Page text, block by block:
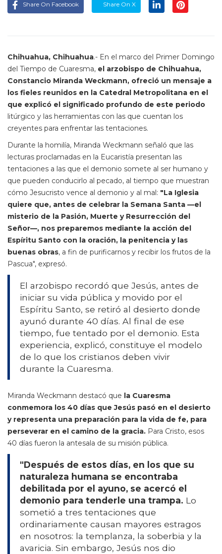
Share On Facebook Share On X
Chihuahua, Chihuahua.- En el marco del Primer Domingo
del Tiempo de Cuaresma, el arzobispo de Chihuahua,
Constancio Miranda Weckmann, ofreció un mensaje a
los fieles reunidos en la Catedral Metropolitana en el
que explicó el significado profundo de este periodo
litúrgico y las herramientas con las que cuentan los
creyentes para enfrentar las tentaciones.
Durante la homilía, Miranda Weckmann señaló que las
lecturas proclamadas en la Eucaristía presentan las
tentaciones a las que el demonio somete al ser humano y
que pueden conducirlo al pecado, al tiempo que muestran
cómo Jesucristo vence al demonio y al mal: "La Iglesia
quiere que, antes de celebrar la Semana Santa —el
misterio de la Pasión, Muerte y Resurrección del
Señor—, nos preparemos mediante la acción del
Espíritu Santo con la oración, la penitencia y las
buenas obras, a fin de purificarnos y recibir los frutos de la
Pascua", expresó.
El arzobispo recordó que Jesús, antes de
iniciar su vida pública y movido por el
Espíritu Santo, se retiró al desierto donde
ayunó durante 40 días. Al final de ese
tiempo, fue tentado por el demonio. Esta
experiencia, explicó, constituye el modelo
de lo que los cristianos deben vivir
durante la Cuaresma.
Miranda Weckmann destacó que la Cuaresma
conmemora los 40 días que Jesús pasó en el desierto
y representa una preparación para la vida de fe, para
perseverar en el camino de la gracia. Para Cristo, esos
40 días fueron la antesala de su misión pública.
"Después de estos días, en los que su
naturaleza humana se encontraba
debilitada por el ayuno, se acercó el
demonio para tenderle una trampa. Lo
sometió a tres tentaciones que
ordinariamente causan mayores estragos
en nosotros: la templanza, la soberbia y la
avaricia. Sin embargo, Jesús nos dio